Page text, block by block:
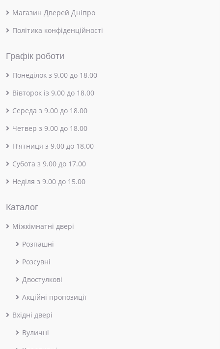
Магазин Дверей Дніпро
Політика конфіденційності
Графік роботи
Понеділок з 9.00 до 18.00
Вівторок із 9.00 до 18.00
Середа з 9.00 до 18.00
Четвер з 9.00 до 18.00
П'ятниця з 9.00 до 18.00
Субота з 9.00 до 17.00
Неділя з 9.00 до 15.00
Каталог
Міжкімнатні двері
Розпашні
Розсувні
Двостулкові
Акційні пропозиції
Вхідні двері
Вуличні